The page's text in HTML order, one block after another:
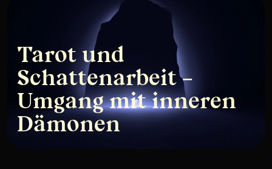
Tarot und
Schattenarbeit –
Umgang mit inneren
Dämonen